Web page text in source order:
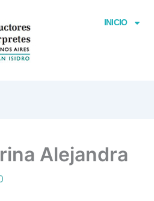
INICIO
Alejandra